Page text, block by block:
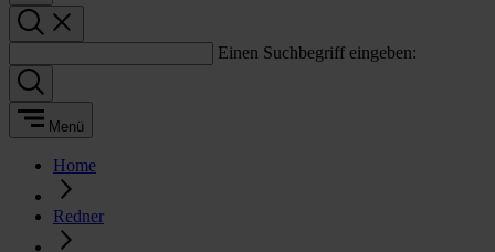
Einen Suchbegriff eingeben:
Menü
Home
Redner